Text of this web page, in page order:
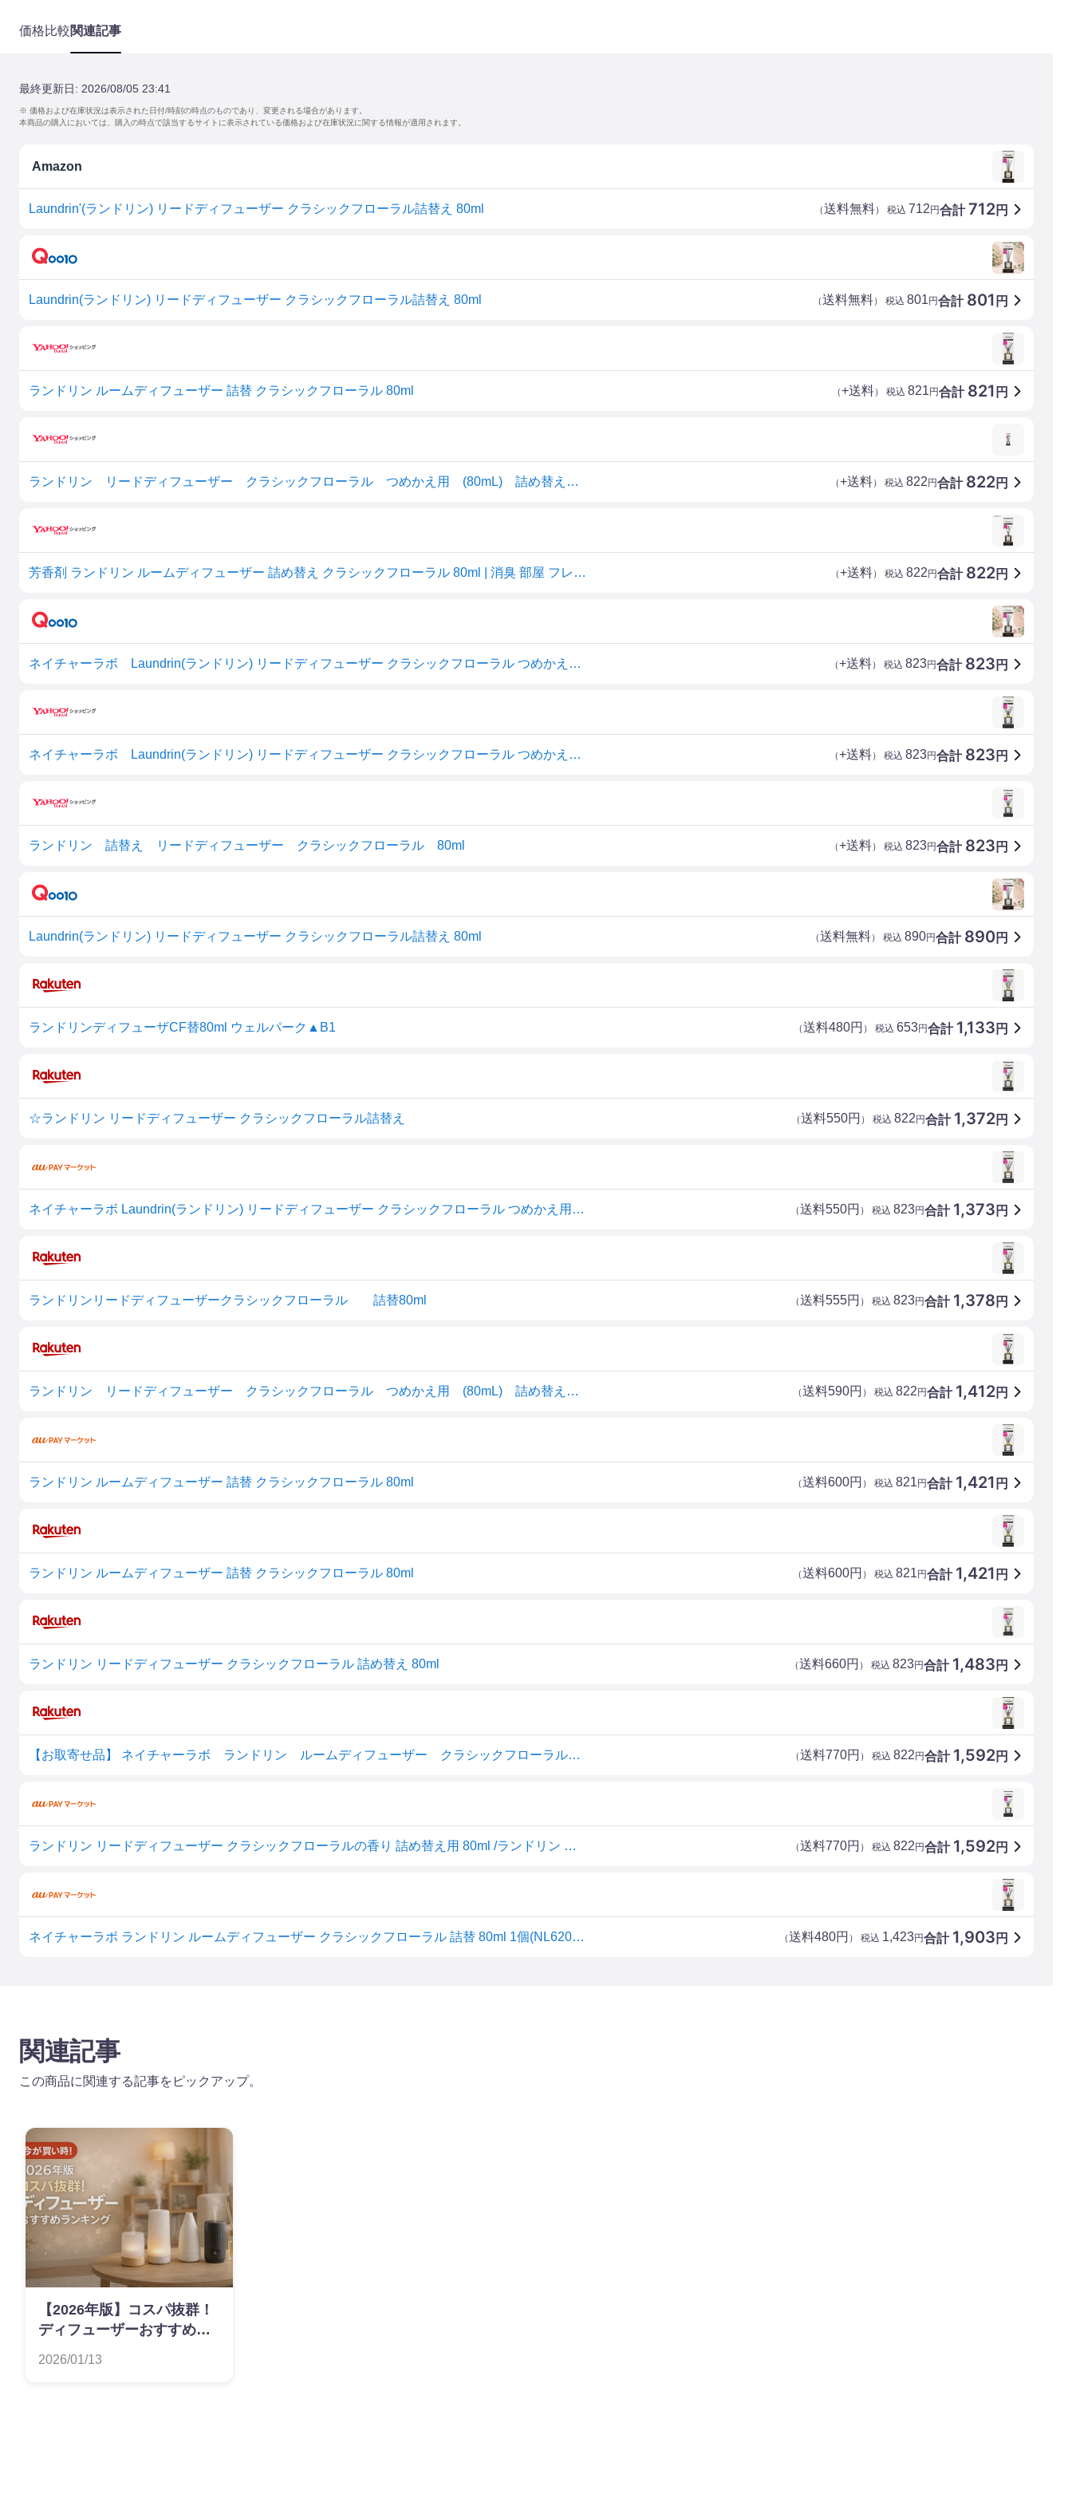
価格比較関連記事
最終更新日: 2026/08/05 23:41
※ 価格および在庫状況は表示された日付/時刻の時点のものであり、変更される場合があります。
本商品の購入においては、購入の時点で該当するサイトに表示されている価格および在庫状況に関する情報が適用されます。
Amazon
Laundrin'(ランドリン) リードディフューザー クラシックフローラル詰替え 80ml 合計712円
（送料無料） 税込 712円
Laundrin(ランドリン) リードディフューザー クラシックフローラル詰替え 80ml 合計 801 円
（送料無料） 税込 801円
ランドリン ルームディフューザー 詰替 クラシックフローラル 80ml 合計 821 円
（+送料） 税込 821円
ランドリン リードディフューザー クラシックフローラル つめかえ用 (80mL) 詰め替え用 芳香剤 合計 822円
（+送料） 税込 822円
芳香剤 ランドリン ルームディフューザー 詰め替え クラシックフローラル 80ml | 消臭 部屋 フレグランス ルーム ニオイ 置き型 室内用 匂い 合計 822円
（+送料） 税込 822円
ネイチャーラボ Laundrin(ランドリン) リードディフューザー クラシックフローラル つめかえ用(80ml) 合計 823 円
（+送料） 税込 823円
ネイチャーラボ Laundrin(ランドリン) リードディフューザー クラシックフローラル つめかえ用(80ml) 合計 823 円
（+送料） 税込 823円
ランドリン 詰替え リードディフューザー クラシックフローラル 80ml 合計 823 円
（+送料） 税込 823円
Laundrin(ランドリン) リードディフューザー クラシックフローラル詰替え 80ml 合計 890円
（送料無料） 税込 890円
ランドリンディフューザCF替80ml ウェルパーク▲B1 合計 1,133 円
（送料480円 ） 税込 653円
☆ランドリン リードディフューザー クラシックフローラル詰替え 合計 1,372円
（送料550円 ） 税込 822円
ネイチャーラボ Laundrin(ランドリン) リードディフューザー クラシックフローラル つめかえ用(80ml) 合計 1,373 円
（送料550円 ） 税込 823円
ランドリンリードディフューザークラシックフローラル 詰替80ml 合計 1,378 円
（送料555円 ） 税込 823円
ランドリン リードディフューザー クラシックフローラル つめかえ用 (80mL) 詰め替え用 芳香剤 合計 1,412円
（送料590円 ） 税込 822円
ランドリン ルームディフューザー 詰替 クラシックフローラル 80ml 合計 1,421 円
（送料600円 ） 税込 821円
ランドリン ルームディフューザー 詰替 クラシックフローラル 80ml 合計 1,421 円
（送料600円 ） 税込 821円
ランドリン リードディフューザー クラシックフローラル 詰め替え 80ml 合計 1,483 円
（送料660円 ） 税込 823円
【お取寄せ品】 ネイチャーラボ ランドリン ルームディフューザー クラシックフローラル 詰替 80ml 1個 合計 1,592円
（送料770円 ） 税込 822円
ランドリン リードディフューザー クラシックフローラルの香り 詰め替え用 80ml /ランドリン 芳香剤(4582469506 合計 1,592円
（送料770円 ） 税込 822円
ネイチャーラボ ランドリン ルームディフューザー クラシックフローラル 詰替 80ml 1個(NL6201) 取り寄せ商品 合計 1,903 円
（送料480円 ） 税込 1,423円
関連記事
この商品に関連する記事をピックアップ。
【2026年版】コスパ抜群！
ディフューザーおすすめラ
2026/01/13